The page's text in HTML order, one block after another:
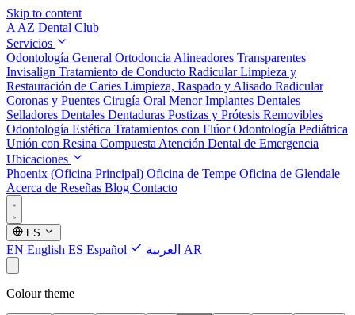
Skip to content
A AZ Dental Club
Servicios
Odontología General Ortodoncia Alineadores Transparentes
Invisalign Tratamiento de Conducto RadicularLimpieza y
Restauración de Caries Limpieza, Raspado y Alisado Radicular
Coronas y Puentes Cirugía Oral MenorImplantes Dentales
Selladores Dentales Dentaduras Postizas y Prótesis Removibles
Odontología Estética Tratamientos con FlúorOdontología Pediátrica
Unión con Resina Compuesta Atención Dental de Emergencia
Ubicaciones
Phoenix (Oficina Principal) Oficina de Tempe Oficina de Glendale
Acerca de Reseñas Blog Contacto
ES
EN English ES Español AR العربية
Colour theme